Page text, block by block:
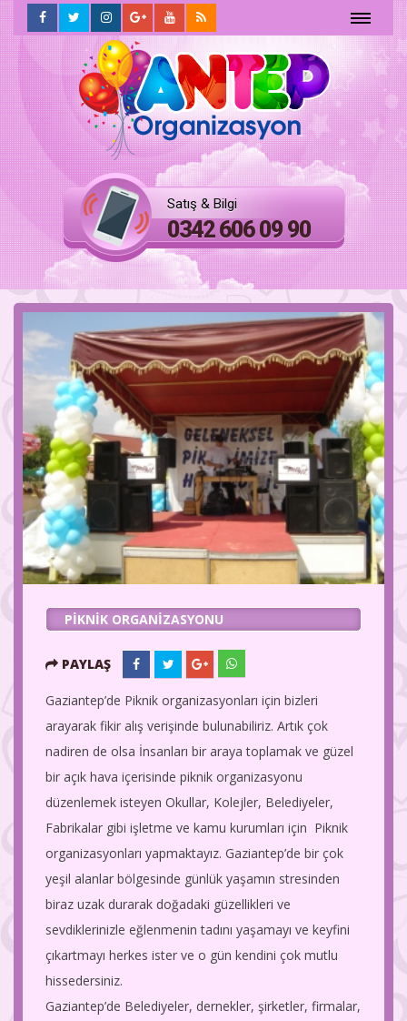
ANASAYFA
HAKKIMIZDA
Hizmetlerimiz
FOTO
GALERİ
İLETİŞİM
Satış & Bilgi
0342 606 09 90
PIKNIK ORGANIZASYONU
PAYLAŞ
Gaziantep’de Piknik organizasyonları için bizleri
arayarak fikir alış verişinde bulunabiliriz. Artık çok
nadiren de olsa İnsanları bir araya toplamak ve güzel
bir açık hava içerisinde piknik organizasyonu
düzenlemek isteyen Okullar, Kolejler, Belediyeler,
Fabrikalar gibi işletme ve kamu kurumları için Piknik
organizasyonları yapmaktayız. Gaziantep’de bir çok
yeşil alanlar bölgesinde günlük yaşamın stresinden
biraz uzak durarak doğadaki güzellikleri ve
sevdiklerinizle eğlenmenin tadını yaşamayı ve keyfini
çıkartmayı herkes ister ve o gün kendini çok mutlu
hissedersiniz.
Gaziantep’de Belediyeler, dernekler, şirketler, firmalar,